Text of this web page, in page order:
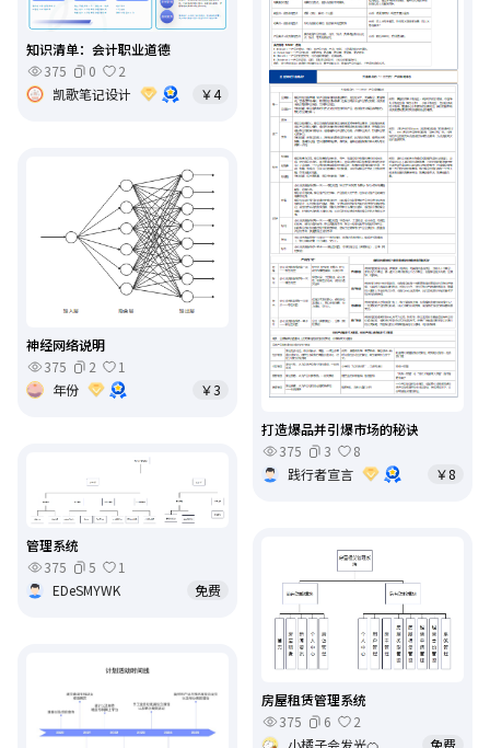
打造爆品并引爆市场的秘诀
375
3
8
践行者宣言
￥8
知识清单：会计职业道德
375
0
2
凯歌笔记设计
￥4
神经网络说明
375
2
1
年份
￥3
管理系统
375
5
1
EDeSMYWK
免费
房屋租赁管理系统
375
6
2